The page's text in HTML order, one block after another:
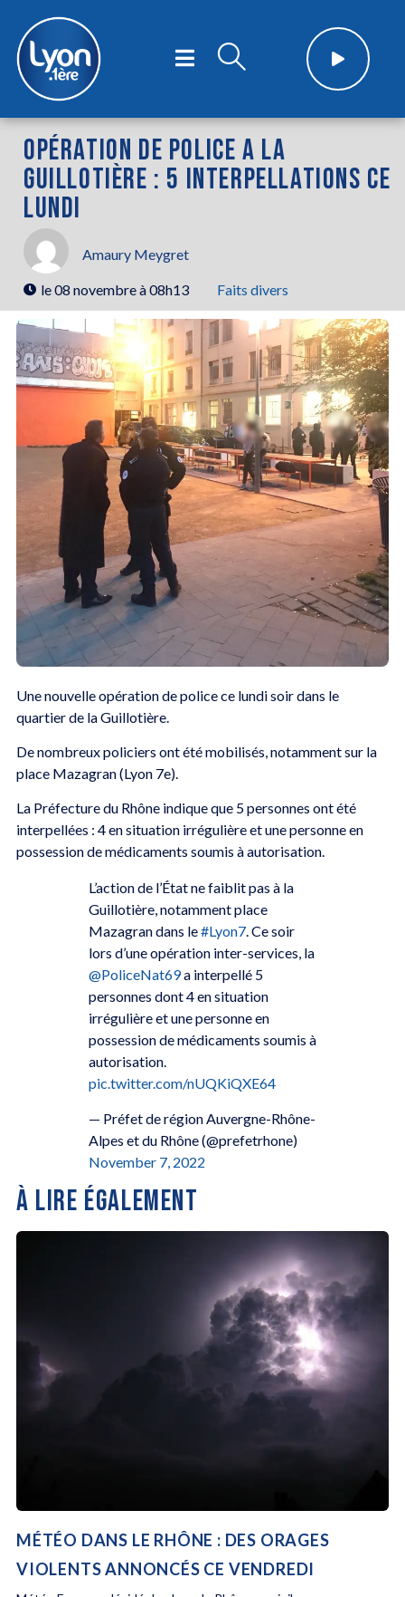
OPÉRATION DE POLICE A LA
GUILLOTIÈRE : 5 INTERPELLATIONS CE
LUNDI
Amaury Meygret
le08 novembre à 08h13 Faits divers
Une nouvelle opération de police ce lundi soir dans le
quartier de la Guillotière.
De nombreux policiers ont été mobilisés, notamment sur la
place Mazagran (Lyon 7e).
La Préfecture du Rhône indique que 5 personnes ont été
interpellées : 4 en situation irrégulière et une personne en
possession de médicaments soumis à autorisation.
L’action de l’État ne faiblit pas à la
Guillotière, notamment place
Mazagran dans le#Lyon7. Ce soir
lors d’une opération inter-services, la
@PoliceNat69a interpellé 5
personnes dont 4 en situation
irrégulière et une personne en
possession de médicaments soumis à
autorisation.
pic.twitter.com/nUQKiQXE64
— Préfet de région Auvergne-Rhône-
Alpes et du Rhône (@prefetrhone)
November 7, 2022
À LIRE ÉGALEMENT
MÉTÉO DANS LE RHÔNE : DES ORAGES
VIOLENTS ANNONCÉS CE VENDREDI